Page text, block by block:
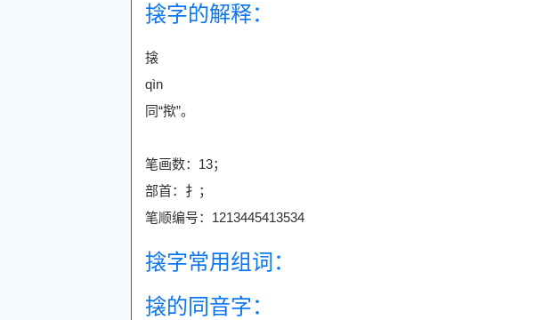
搇字的解释：
搇
qìn
同“揿”。
笔画数：13；
部首：扌；
笔顺编号：1213445413534
搇字常用组词：
搇的同音字：